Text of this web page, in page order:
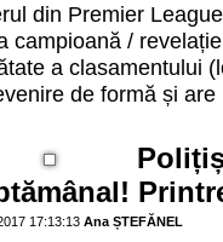
din Premier
campioană /
a clasamentului
de formă și
17:13:13 Ana ȘTEFĂNEL